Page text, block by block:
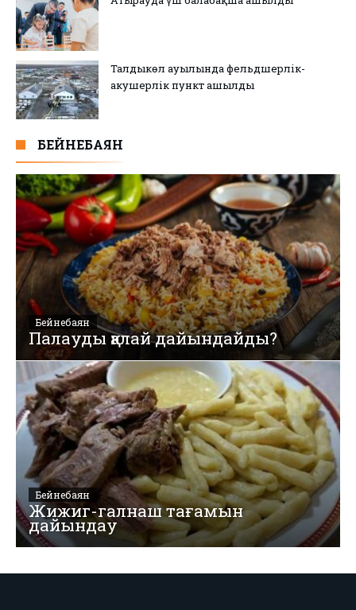
Талдыкөл ауылында фельдшерлік-
акушерлік пункт ашылды
БЕЙНЕБАЯН
Бейнебаян
Палауды қалай дайындайды?
Бейнебаян
Жижиг-галнаш тағамын
дайындау